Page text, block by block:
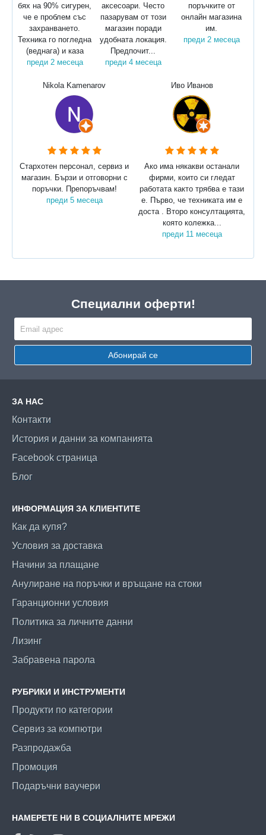
бях на 90% сигурен,
че е проблем със
захранването.
Техника го погледна
(веднага) и каза
преди 2 месеца
аксесоари. Често
пазарувам от този
магазин поради
удобната локация.
Предпочит...
преди 4 месеца
поръчките от
онлайн магазина
им.
преди 2 месеца
Nikola Kamenarov
Стархотен персонал, сервиз и
магазин. Бързи и отговорни с
поръчки. Препоръчвам!
преди 5 месеца
Иво Иванов
Ако има някакви останали
фирми, които си гледат
работата както трябва е тази
е. Първо, че техниката им е
доста . Второ консултацията,
която колежка...
преди 11 месеца
Специални оферти!
Абонирай се
ЗА НАС
Контакти
История и данни за компанията
Facebook страница
Блог
ИНФОРМАЦИЯ ЗА КЛИЕНТИТЕ
Как да купя?
Условия за доставка
Начини за плащане
Анулиране на поръчки и връщане на стоки
Гаранционни условия
Политика за личните данни
Лизинг
Забравена парола
РУБРИКИ И ИНСТРУМЕНТИ
Продукти по категории
Сервиз за компютри
Разпродажба
Промоция
Подаръчни ваучери
НАМЕРЕТЕ НИ В СОЦИАЛНИТЕ МРЕЖИ